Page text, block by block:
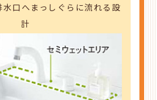
口へまっしぐらに流れる設
計